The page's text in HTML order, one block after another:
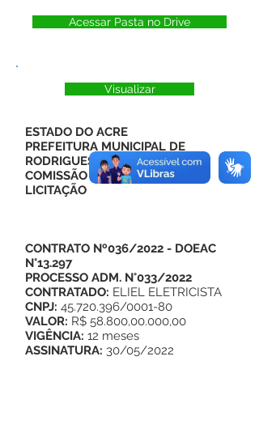
Acessar Pasta no Drive
Visualizar
ESTADO DO ACRE
PREFEITURA MUNICIPAL DE
RODRIGUES ALVES
COMISSÃO PERMANENTE DE
LICITAÇÃO
CONTRATO Nº036/2022 - DOEAC
N°13.297
PROCESSO ADM. N°033/2022
CONTRATADO: ELIEL ELETRICISTA
CNPJ: 45.720.396/0001-80
VALOR: R$ 58.800,00.000,00
VIGÊNCIA: 12 meses
ASSINATURA: 30/05/2022